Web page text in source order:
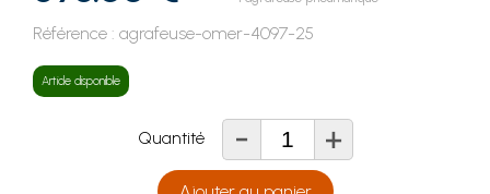
Référence : agrafeuse-omer-4097-25
Article disponible
Quantité - +